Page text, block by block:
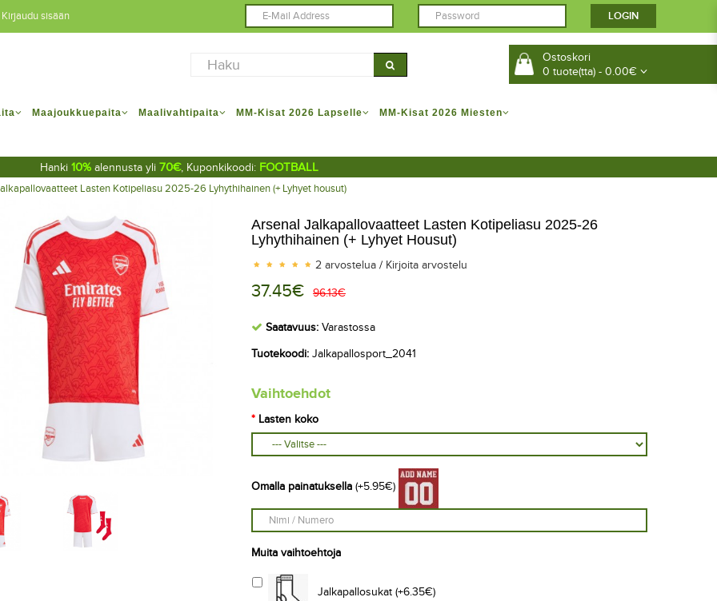
Kirjaudu sisään
Ostoskori
0 tuote(tta) - 0.00€
Maajoukkuepaita Maalivahtipaita MM-Kisat 2026 Lapselle MM-Kisat 2026 Miesten
Hanki 10% alennusta yli 70€, Kuponkikoodi: FOOTBALL
Lasten Kotipeliasu 2025-26 Lyhythihainen (+ Lyhyet housut)
Arsenal Jalkapallovaatteet Lasten Kotipeliasu 2025-26
Lyhythihainen (+ Lyhyet Housut)
2 arvostelua / Kirjoita arvostelu
37.45€ 96.13€
Saatavuus: Varastossa
Tuotekoodi: Jalkapallosport_2041
Vaihtoehdot
Lasten koko
Omalla painatuksella (+5.95€)
Muita vaihtoehtoja
Jalkapallosukat (+6.35€)